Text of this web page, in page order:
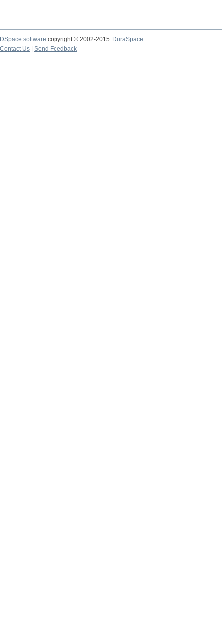
DSpace software copyright © 2002-2015
DuraSpace
Contact Us
Send Feedback